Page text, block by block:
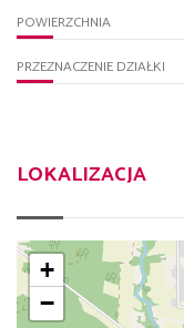
POWIERZCHNIA
PRZEZNACZENIE DZIAŁKI
LOKALIZACJA
+
−